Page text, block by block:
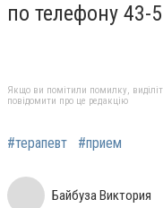
по телефону 43-
Якщо ви помітили помилку,
повідомити про це редакцію
#терапевт #прием
Байбуза Виктория